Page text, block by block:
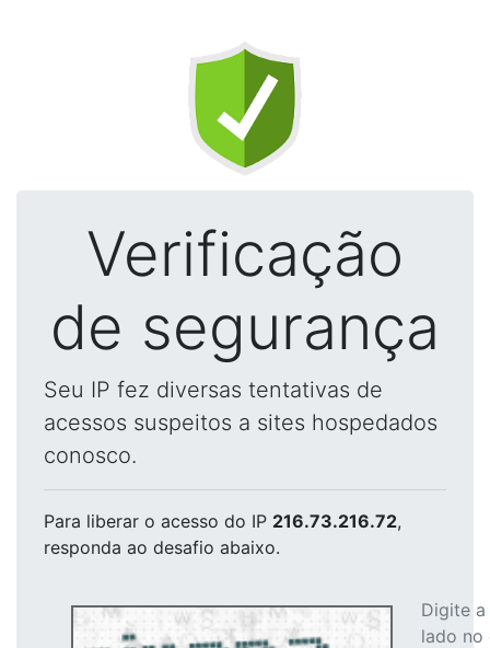
Verificação
de segurança
Seu IP fez diversas tentativas de
acessos suspeitos a sites hospedados
conosco.
Para liberar o acesso do IP 216.73.216.72,
responda ao desafio abaixo.
Digite
lado no